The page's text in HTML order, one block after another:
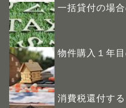
一括貸付の場
物件購入１年
消費税還付す